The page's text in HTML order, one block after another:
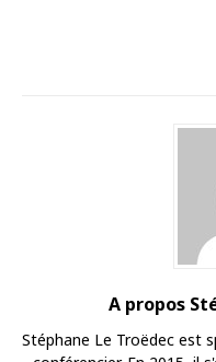
A propos
Stéphane Le Troëdec est